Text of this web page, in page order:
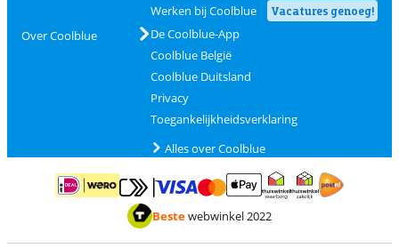
Over Coolblue
Werken bij Coolblue
Vacatures genoeg!
De Coolblue-App
Coolblue België
Coolblue Duitsland
Privacy
Toegankelijkheidsverklaring
Alles over Coolblue
Betalen met iDEAL | WeroBetalen met MasterCard en Visa via ClickToPay
Betalen met ApplePay
Thuiswinkel waarborg
Bestewebwinkel 2022